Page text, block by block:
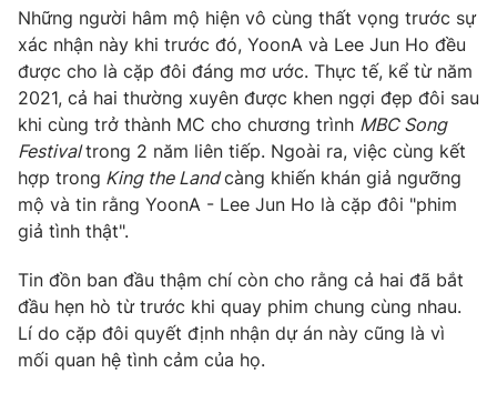
Giải sao mai
Sao
Làm đẹp
Chất lượng cuộc sống
Giáo dục
Tuyển sinh
Học trực tuyến
Công nghệ
Hitech Công nghệ tương lai
Sản phẩm
Thị trường
Giao lưu trực tuyến
Lịch phát sóng
Chuyên mục khác
Emagazine Podcast
Những người hâm mộ hiện vô cùng thất vọng trước sự
xác nhận này khi trước đó, YoonA và Lee Jun Ho đều
được cho là cặp đôi đáng mơ ước. Thực tế, kể từ năm
2021, cả hai thường xuyên được khen ngợi đẹp đôi sau
khi cùng trở thành MC cho chương trình MBC Song
Festivaltrong 2 năm liên tiếp. Ngoài ra, việc cùng kết
hợp trong King the Landcàng khiến khán giả ngưỡng
mộ và tin rằng YoonA - Lee Jun Ho là cặp đôi "phim
giả tình thật".
Tin đồn ban đầu thậm chí còn cho rằng cả hai đã bắt
đầu hẹn hò từ trước khi quay phim chung cùng nhau.
Lí do cặp đôi quyết định nhận dự án này cũng là vì
mối quan hệ tình cảm của họ.